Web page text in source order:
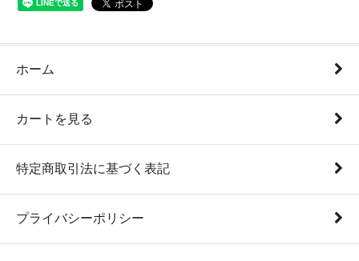
ホーム
カートを見る
特定商取引法に基づく表記
プライバシーポリシー